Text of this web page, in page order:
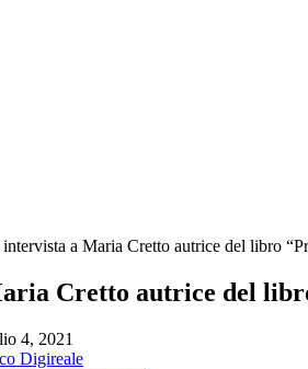
a Maria Cretto autrice del libro
Cretto autrice del
4, 2021
Digireale